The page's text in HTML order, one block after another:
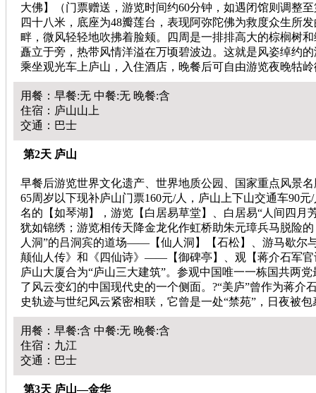
大佛】（门票赠送，游览时间约60分钟，如遇闭馆则调整
四十八米，底座为48瓣莲台，表现阿弥陀佛为救度众生所
畔，微风轻轻地吹拂着脸颊。四周是一排排高大的棕榈树
矗立于旁，热带风情洋溢在万顷碧波边。这就是风姿绰约
乘坐观光车上庐山，入住酒店，晚餐后可自由游览夜晚牯
用餐：早餐:无 中餐:无 晚餐:含
住宿：庐山山上
交通：巴士
第2天 庐山
早餐后游览世界文化遗产、世界地质公园、国家重点风景
65周岁以下现补庐山门票160元/人，庐山上下山交通车90
名的【如琴湖】，游览【白居易草堂】、白居易“人间四
犹如锦绣；游览相传天降金龙化作虹桥助朱元璋兵马脱险
人洞”的吕洞宾的道场——【仙人洞】【石松】、游马歇尔
颠仙人传》和《四仙诗》——【御碑亭】、观【蒋介石军官
庐山大厦合为“庐山三大建筑”。参观中国唯一一栋国共两
了风云变幻的中国现代史的一个侧面。?“美庐”曾作为蒋介
史轨迹与世纪风云紧密相联，它曾是一处“禁苑”，日夜被
用餐：早餐:含 中餐:无 晚餐:含
住宿：九江
交通：巴士
第3天 庐山—金华